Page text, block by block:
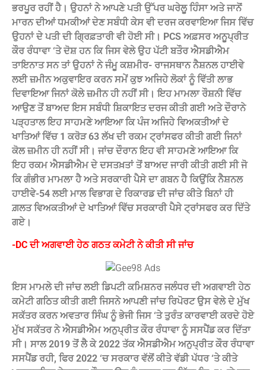
ਭਰਪੂਰ ਰਹੀਂ ਹੈ। ਉਹਨਾਂ ਨੇ ਆਪਣੇ ਪਤੀ ਉੱਪਰ ਘਰੇਲੂ ਹਿੰਸਾ ਅਤੇ ਜਾਨੋਂ
ਮਾਰਨ ਦੀਆਂ ਧਮਕੀਆਂ ਦੇਣ ਸਬੰਧੀ ਕੇਸ ਵੀ ਦਰਜ ਕਰਵਾਇਆ ਜਿਸ ਵਿੱਚ
ਉਹਨਾਂ ਦੇ ਪਤੀ ਦੀ ਗ੍ਰਿਫ਼ਤਾਰੀ ਵੀ ਹੋਈ ਸੀ। PCS ਅਫ਼ਸਰ ਅਨੂਪ੍ਰੀਤ
ਕੌਰ ਰੰਧਾਵਾ ‘ਤੇ ਦੋਸ਼ ਹਨ ਕਿ ਜਿਸ ਵੇਲੇ ਉਹ ਪੱਟੀ ਬਤੌਰ ਐਸਡੀਐਮ
ਤਾਇਨਾਤ ਸਨ ਤਾਂ ਉਹਨਾਂ ਨੇ ਜੰਮੂ ਕਸ਼ਮੀਰ- ਰਾਜਸਥਾਨ ਨੈਸ਼ਨਲ ਹਾਈਵੇ
ਲਈ ਜ਼ਮੀਨ ਅਕੁਵਾਇਰ ਕਰਨ ਸਮੇਂ ਕੁਝ ਅਜਿਹੇ ਲੋਕਾਂ ਨੂੰ ਵਿੱਤੀ ਲਾਭ
ਦਿਵਾਇਆ ਜਿਨਾਂ ਕੋਲੇ ਜ਼ਮੀਨ ਹੀ ਨਹੀਂ ਸੀ। ਇਹ ਮਾਮਲਾ ਰੌਸ਼ਨੀ ਵਿੱਚ
ਆਉਣ ਤੋਂ ਬਾਅਦ ਇਸ ਸਬੰਧੀ ਸ਼ਿਕਾਇਤ ਦਰਜ ਕੀਤੀ ਗਈ ਅਤੇ ਦੌਰਾਨੇ
ਪੜ੍ਹਤਾਲ ਇਹ ਸਾਹਮਣੇ ਆਇਆ ਕਿ ਪੰਜ ਅਜਿਹੇ ਵਿਅਕਤੀਆਂ ਦੇ
ਖਾਤਿਆਂ ਵਿੱਚ 1 ਕਰੋੜ 63 ਲੱਖ ਦੀ ਰਕਮ ਟ੍ਰਾਂਸਫਰ ਕੀਤੀ ਗਈ ਜਿਨਾਂ
ਕੋਲ ਜ਼ਮੀਨ ਹੀ ਨਹੀਂ ਸੀ।‌‌ ਜਾਂਚ ਦੌਰਾਨ ਇਹ ਵੀ ਸਾਹਮਣੇ ਆਇਆ ਕਿ
ਇਹ ਰਕਮ ਐਸਡੀਐਮ ਦੇ ਦਸਤਖ਼ਤਾਂ ਤੋਂ ਬਾਅਦ ਜਾਰੀ ਕੀਤੀ ਗਈ ਸੀ ਜੋ
ਕਿ ਗੰਭੀਰ ਮਾਮਲਾ ਹੈ ਅਤੇ ਸਰਕਾਰੀ ਪੈਸੇ ਦਾ ਗਬਨ ਹੈ ਕਿਉਂਕਿ ਨੈਸ਼ਨਲ
ਹਾਈਵੇ-54 ਲਈ ਮਾਲ ਵਿਭਾਗ ਦੇ ਰਿਕਾਰਡ ਦੀ ਜਾਂਚ ਕੀਤੇ ਬਿਨਾਂ ਹੀ
ਗ਼ਲਤ ਵਿਅਕਤੀਆਂ ਦੇ ਖਾਤਿਆਂ ਵਿੱਚ ਸਰਕਾਰੀ ਪੈਸੇ ਟ੍ਰਾਂਸਫਰ ਕਰ ਦਿੱਤੇ
ਗਏ।
-DC ਦੀ ਅਗਵਾਈ ਹੇਠ ਗਠਤ ਕਮੇਟੀ ਨੇ ਕੀਤੀ ਸੀ ਜਾਂਚ
ਇਸ ਮਾਮਲੇ ਦੀ ਜਾਂਚ ਲਈ ਡਿਪਟੀ ਕਮਿਸ਼ਨਰ ਜਲੰਧਰ ਦੀ ਅਗਵਾਈ ਹੇਠ
ਕਮੇਟੀ ਗਠਿਤ ਕੀਤੀ ਗਈ ਜਿਸਨੇ ਆਪਣੀ ਜਾਂਚ ਰਿਪੋਰਟ ਉਸ ਵੇਲੇ ਦੇ ਮੁੱਖ
ਸਕੱਤਰ ਕਰਨ ਅਵਤਾਰ ਸਿੰਘ ਨੂੰ ਭੇਜੀ ਜਿਸ ‘ਤੇ ਤੁਰੰਤ ਕਾਰਵਾਈ ਕਰਦੇ ਹੋਏ
ਮੁੱਖ ਸਕੱਤਰ ਨੇ ਐਸਡੀਐਮ ਅਨੁਪ੍ਰੀਤ ਕੌਰ ਰੰਧਾਵਾ ਨੂੰ ਸਸਪੈਂਡ ਕਰ ਦਿੱਤਾ
ਸੀ। ‌ਸਾਲ 2019 ਤੋਂ ਲੈ ਕੇ 2022 ਤੱਕ ਐਸਡੀਐਮ ਅਨੁਪ੍ਰੀਤ ਕੌਰ ਰੰਧਾਵਾ
ਸਸਪੈਂਡ ਰਹੀ, ਫਿਰ 2022 ‘ਚ ਸਰਕਾਰ ਵੱਲੋਂ ਕੀਤੇ ਵੱਡੀ ਪੱਧਰ ‘ਤੇ ਕੀਤੇ